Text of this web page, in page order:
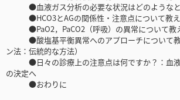
●血液ガス分析の必要な状況はどのようなと
●HCO3とAGの関係性・注意点について教え
●PaO2，PaCO2（呼吸）の異常について教
●酸塩基平衡異常へのアプローチについて教
ン法：伝統的な方法）
●日々の診療上の注意点は何ですか？：血液
の決定へ
●おわりに